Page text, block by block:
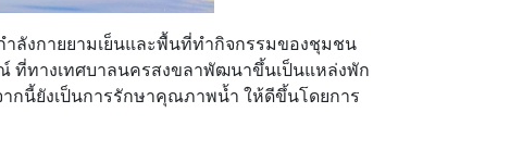
ลังกายยามเย็นและพื้นที่ทำกิจกรรมของชุมชน
ที่ทางเทศบาลนครสงขลาพัฒนาขึ้นเป็นแหล่งพัก
กนี้ยังเป็นการรักษาคุณภาพน้ำ ให้ดีขึ้นโดยการ